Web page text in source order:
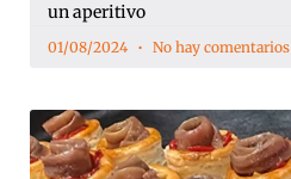
un aperitivo
01/08/2024 No hay comentarios